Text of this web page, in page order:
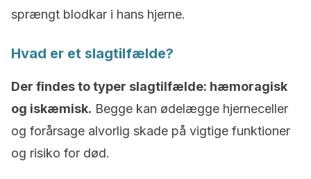
sprængt blodkar i hans hjerne.
Hvad er et slagtilfælde?
Der findes to typer slagtilfælde: hæmoragisk
og iskæmisk. Begge kan ødelægge hjerneceller
og forårsage alvorlig skade på vigtige funktioner
og risiko for død.